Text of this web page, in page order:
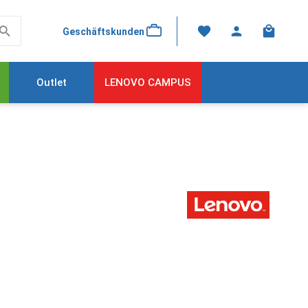
Geschäftskunden
Outlet LENOVO CAMPUS